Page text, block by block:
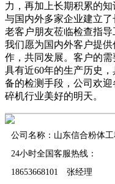
力，再加上长期积累的
与国内外多家企业建立
老客户朋友莅临检查指导
我们愿为国内外客户提
作，共同发展。客户的
具有近60年的生产历史
备的检测手段，公司欢
碎机行业美好的明天。
公司名称：山东信合粉体工
24小时全国客服热线：
18653668101 张经理